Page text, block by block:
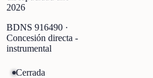
2026
BDNS 916490 ·
Concesión directa -
instrumental
Cerrada